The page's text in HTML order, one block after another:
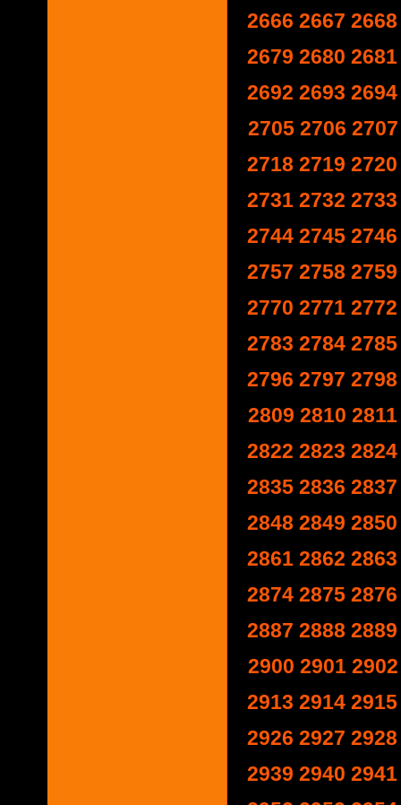
2666 2667 2668
2679 2680 2681
2692 2693 2694
2705 2706 2707
2718 2719 2720
2731 2732 2733
2744 2745 2746
2757 2758 2759
2770 2771 2772
2783 2784 2785
2796 2797 2798
2809 2810 2811
2822 2823 2824
2835 2836 2837
2848 2849 2850
2861 2862 2863
2874 2875 2876
2887 2888 2889
2900 2901 2902
2913 2914 2915
2926 2927 2928
2939 2940 2941